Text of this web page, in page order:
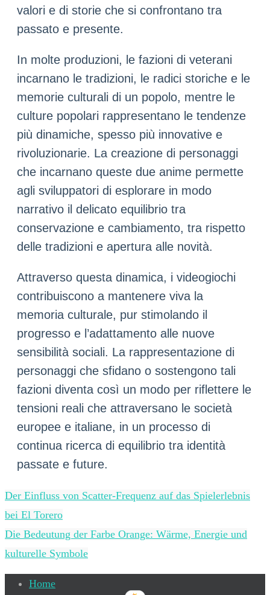
valori e di storie che si confrontano tra
passato e presente.
In molte produzioni, le fazioni di veterani
incarnano le tradizioni, le radici storiche e le
memorie culturali di un popolo, mentre le
culture popolari rappresentano le tendenze
più dinamiche, spesso più innovative e
rivoluzionarie. La creazione di personaggi
che incarnano queste due anime permette
agli sviluppatori di esplorare in modo
narrativo il delicato equilibrio tra
conservazione e cambiamento, tra rispetto
delle tradizioni e apertura alle novità.
Attraverso questa dinamica, i videogiochi
contribuiscono a mantenere viva la
memoria culturale, pur stimolando il
progresso e l’adattamento alle nuove
sensibilità sociali. La rappresentazione di
personaggi che sfidano o sostengono tali
fazioni diventa così un modo per riflettere le
tensioni reali che attraversano le società
europee e italiane, in un processo di
continua ricerca di equilibrio tra identità
passate e future.
Der Einfluss von Scatter-Frequenz auf das Spielerlebnis
bei El Torero
Die Bedeutung der Farbe Orange: Wärme, Energie und
kulturelle Symbole
Home